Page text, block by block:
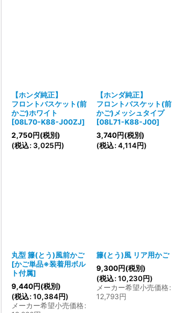
【ホンダ純正】
フロントバスケット(前
かご)ホワイト
[08L70-K88-J00ZJ]
2,750円(税別)
(税込: 3,025円)
【ホンダ純正】
フロントバスケット(前
かご)メッシュタイプ
[08L71-K88-J00]
3,740円(税別)
(税込: 4,114円)
丸型 籐(とう)風前かご
[かご単品※装着用ボル
ト付属]
9,440円(税別)
(税込: 10,384円)
メーカー希望小売価格:
籐(とう)風 リア用かご
9,300円(税別)
(税込: 10,230円)
メーカー希望小売価格:
12,793円